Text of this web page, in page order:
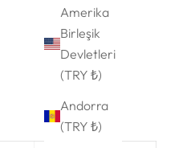
Amerika
Birleşik
Devletleri
(TRY ₺)
Andorra
(TRY ₺)